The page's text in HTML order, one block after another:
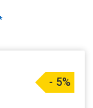
- 5%